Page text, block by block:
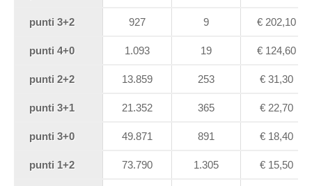
punti 3+2 927 9 € 202,10
punti 4+0 1.093 19 € 124,60
punti 2+2 13.859 253 € 31,30
punti 3+1 21.352 365 € 22,70
punti 3+0 49.871 891 € 18,40
punti 1+2 73.790 1.305 € 15,50